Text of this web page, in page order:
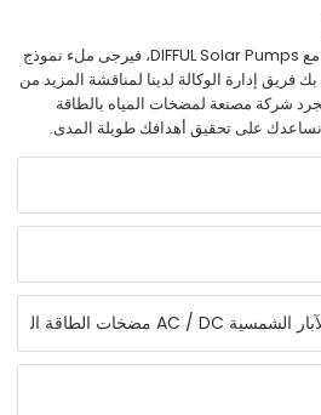
إذا كنت ترغب في تكوين شراكة مع DIFFUL Solar Pumps، فيرجى ملء نموذج
إدارة الوكالة لدينا لمناقشة المزيد من
شركة مصنعة لمضخات المياه بالطاقة
على تحقيق أهدافك طويلة المدى.